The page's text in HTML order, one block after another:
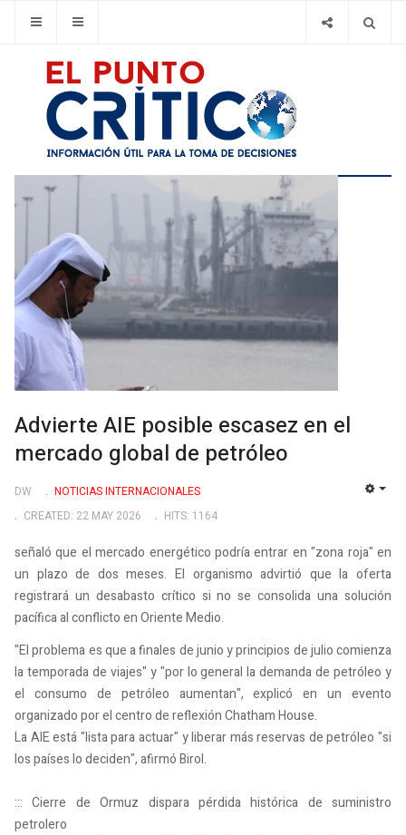
Advierte AIE posible escasez en el
mercado global de petróleo
DW
NOTICIAS INTERNACIONALES
CREATED: 22 MAY 2026
HITS: 1164
señaló que el mercado energético podría entrar en "zona roja" en
un plazo de dos meses. El organismo advirtió que la oferta
registrará un desabasto crítico si no se consolida una solución
pacífica al conflicto en Oriente Medio.
"El problema es que a finales de junio y principios de julio comienza
la temporada de viajes" y "por lo general la demanda de petróleo y
el consumo de petróleo aumentan", explicó en un evento
organizado por el centro de reflexión Chatham House.
La AIE está "lista para actuar" y liberar más reservas de petróleo "si
los países lo deciden", afirmó Birol.
::: Cierre de Ormuz dispara pérdida histórica de suministro
petrolero